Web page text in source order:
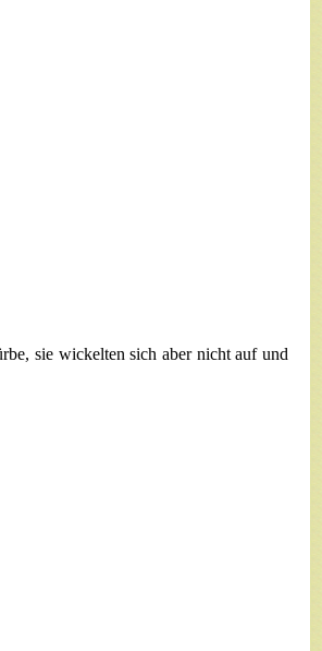
sie wickelten sich aber nicht auf und